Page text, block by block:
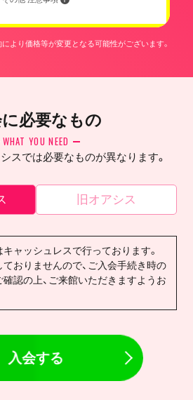
より価格等が変更となる可能性がございます。
に必要なもの
WHAT YOU NEED
スでは必要なものが異なります。
旧オアシス
ャッシュレスで行っております。
おりませんので、ご入会手続き時の
認の上、ご来館いただきますようお
入会する